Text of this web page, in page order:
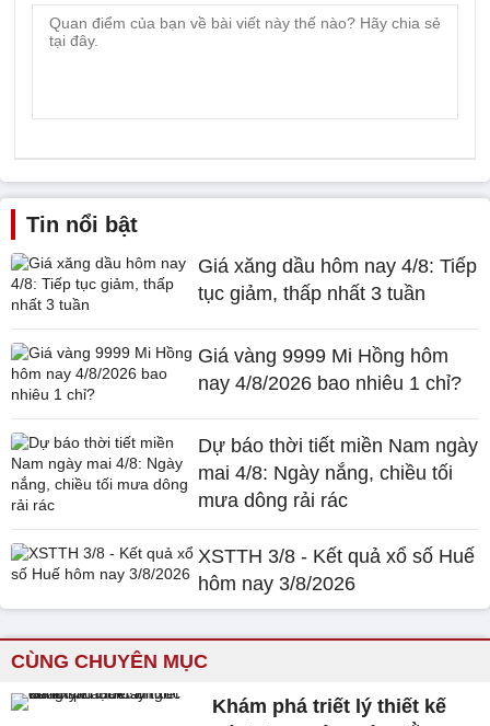
Tin nổi bật
Giá xăng dầu hôm nay 4/8: Tiếp
tục giảm, thấp nhất 3 tuần
Giá vàng 9999 Mi Hồng hôm
nay 4/8/2026 bao nhiêu 1 chỉ?
Dự báo thời tiết miền Nam ngày
mai 4/8: Ngày nắng, chiều tối
mưa dông rải rác
XSTTH 3/8 - Kết quả xổ số Huế
hôm nay 3/8/2026
CÙNG CHUYÊN MỤC
Khám phá triết lý thiết kế